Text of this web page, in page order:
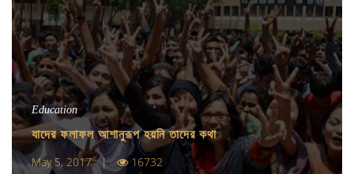
Education
যাদের ফলাফল আশানুরূপ হয়নি তাদের কথা
May 5, 2017 | 16732